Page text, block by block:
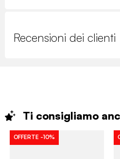
Recensioni dei clienti
Ti consigliamo
OFFERTE -10%